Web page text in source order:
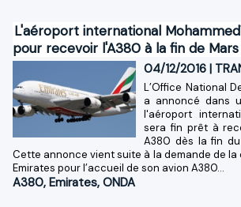
L'aéroport international
pour recevoir l'A380 à la fin de Mars
04/12/2016 |
L’Office National
a annoncé dans
l'aéroport
sera fin prêt à
A380 dès la fin du
Cette annonce vient suite à la demande de la
Emirates pour l’accueil de son avion A380...
A380, Emirates, ONDA